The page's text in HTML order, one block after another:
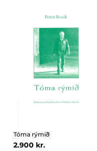
Tóma rýmið
2.900 kr.